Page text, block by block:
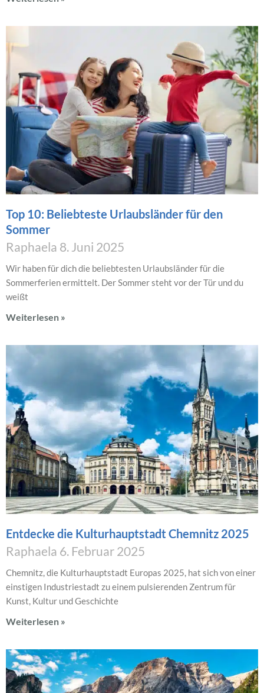
Top 10: Beliebteste Urlaubsländer für den
Sommer
Raphaela 8. Juni 2025
Wir haben für dich die beliebtesten Urlaubsländer für die
Sommerferien ermittelt. Der Sommer steht vor der Tür und du
weißt
Weiterlesen »
Entdecke die Kulturhauptstadt Chemnitz 2025
Raphaela 6. Februar 2025
Chemnitz, die Kulturhauptstadt Europas 2025, hat sich von einer
einstigen Industriestadt zu einem pulsierenden Zentrum für
Kunst, Kultur und Geschichte
Weiterlesen »